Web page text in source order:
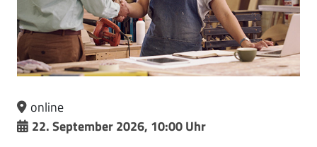
online
22. September 2026, 10:00 Uhr